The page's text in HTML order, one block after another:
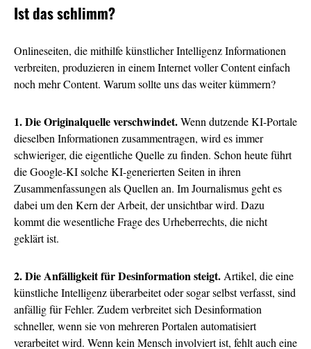
Ist das schlimm?
Onlineseiten, die mithilfe künstlicher Intelligenz Informationen
verbreiten, produzieren in einem Internet voller Content einfach
noch mehr Content. Warum sollte uns das weiter kümmern?
1. Die Originalquelle verschwindet.Wenn dutzende KI-Portale
dieselben Informationen zusammentragen, wird es immer
schwieriger, die eigentliche Quelle zu finden. Schon heute führt
die Google-KI solche KI-generierten Seiten in ihren
Zusammenfassungen als Quellen an. Im Journalismus geht es
dabei um den Kern der Arbeit, der unsichtbar wird. Dazu
kommt die wesentliche Frage des Urheberrechts, die nicht
geklärt ist.
2. Die Anfälligkeit für Desinformation steigt. Artikel, die eine
künstliche Intelligenz überarbeitet oder sogar selbst verfasst, sind
anfällig für Fehler. Zudem verbreitet sich Desinformation
schneller, wenn sie von mehreren Portalen automatisiert
verarbeitet wird. Wenn kein Mensch involviert ist, fehlt auch eine